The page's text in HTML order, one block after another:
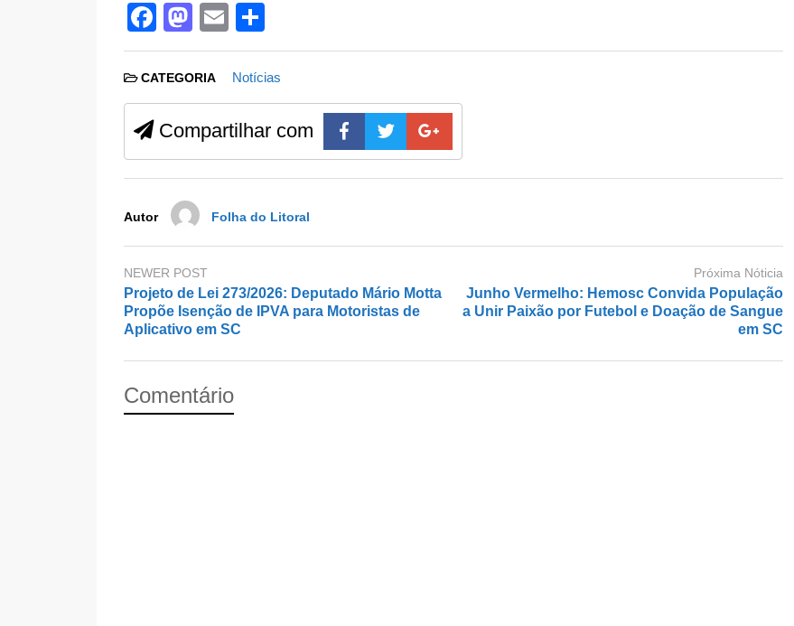
F
a
c
e
b
o
k
M
a
st
o
d
o
E
m
ail
h
ar
e
CATEGORIA Notícias
Compartilhar com
Autor Folha do Litoral
NEWER POST
Projeto de Lei 273/2026: Deputado Mário Motta
Propõe Isenção de IPVA para Motoristas de
Aplicativo em SC
Próxima Nóticia
Junho Vermelho: Hemosc Convida População
a Unir Paixão por Futebol e Doação de Sangue
em SC
Comentário